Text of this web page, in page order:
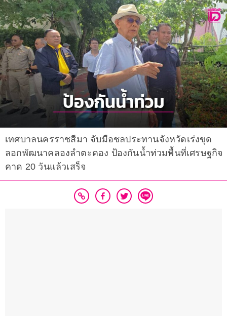
เทศบาลนครราชสีมา จับมือชลประทานจังหวัดเร่งขุด
ลอกพัฒนาคลองลำตะคอง ป้องกันน้ำท่วมพื้นที่เศรษฐกิจ
คาด 20 วันแล้วเสร็จ